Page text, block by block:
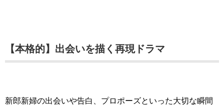
【本格的】出会いを描く再現ドラマ
新郎新婦の出会いや告白、プロポーズといった大切な瞬間